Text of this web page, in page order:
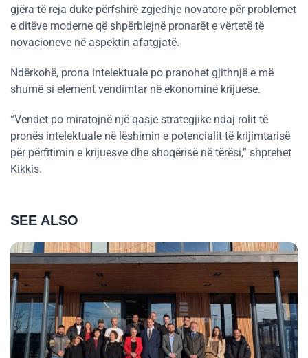
gjëra të reja duke përfshirë zgjedhje novatore për problemet
e ditëve moderne që shpërblejnë pronarët e vërtetë të
novacioneve në aspektin afatgjatë.
Ndërkohë, prona intelektuale po pranohet gjithnjë e më
shumë si element vendimtar në ekonominë krijuese.
“Vendet po miratojnë një qasje strategjike ndaj rolit të
pronës intelektuale në lëshimin e potencialit të krijimtarisë
për përfitimin e krijuesve dhe shoqërisë në tërësi,” shprehet
Kikkis.
SEE ALSO